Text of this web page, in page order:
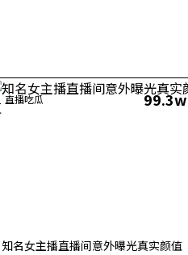
直播吃瓜 99.3w
知名女主播直播间意外曝光真实颜值